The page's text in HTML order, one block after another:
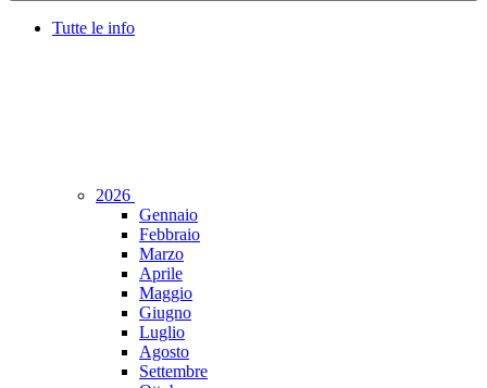
Tutte le info
2026
Gennaio
Febbraio
Marzo
Aprile
Maggio
Giugno
Luglio
Agosto
Settembre